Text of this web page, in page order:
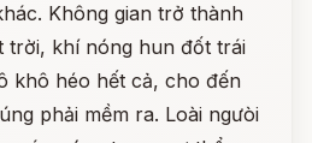
Không gian trở thành
trời, khí nóng hun đốt trái
khô héo hết cả, cho đến
phải mềm ra. Loài ngưòi